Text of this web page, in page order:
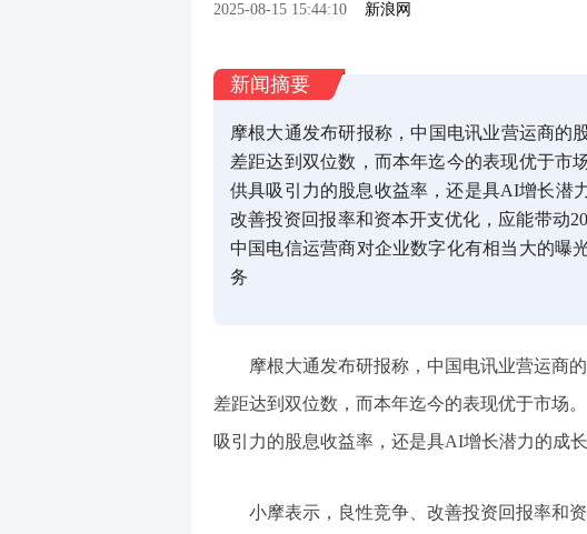
2025-08-15 15:44:10 新浪网
新闻摘要
摩根大通发布研报称，中国电讯业营运商的
差距达到双位数，而本年迄今的表现优于市
供具吸引力的股息收益率，还是具AI增长潜
改善投资回报率和资本开支优化，应能带动
中国电信运营商对企业数字化有相当大的曝
务
摩根大通发布研报称，中国电讯业营运商
差距达到双位数，而本年迄今的表现优于市场
吸引力的股息收益率，还是具AI增长潜力的成长
小摩表示，良性竞争、改善投资回报率和